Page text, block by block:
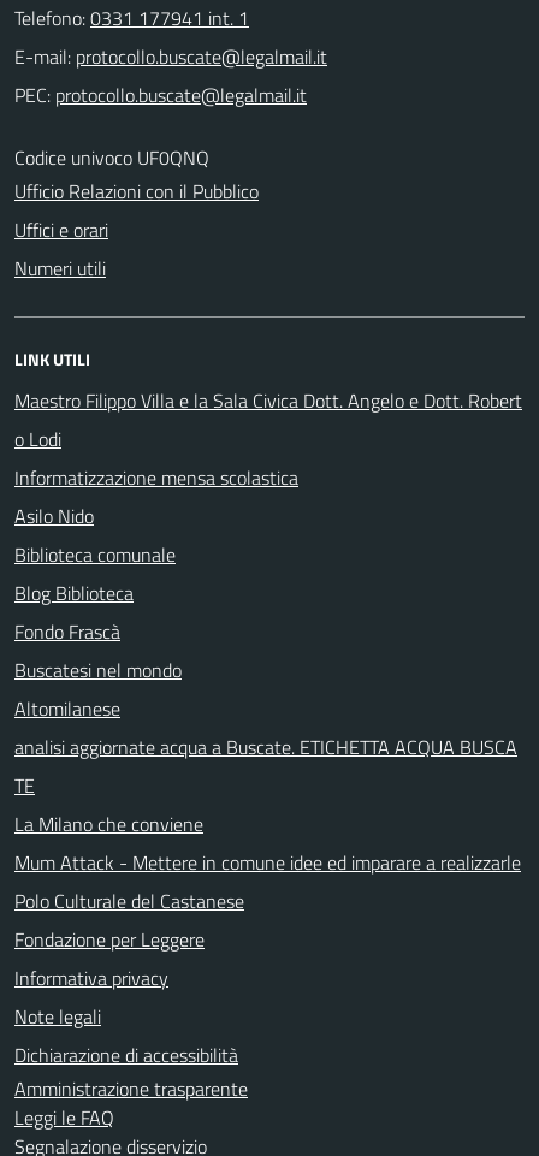
Telefono:0331 177941 int. 1
E-mail:
PEC:
Codice univoco UF0QNQ
Ufficio Relazioni con il Pubblico
Uffici e orari
Numeri utili
LINK UTILI
Maestro Filippo Villa e la Sala Civica Dott. Angelo e Dott. Robert
o Lodi
Informatizzazione mensa scolastica
Asilo Nido
Biblioteca comunale
Blog Biblioteca
Fondo Frascà
Buscatesi nel mondo
Altomilanese
analisi aggiornate acqua a Buscate. ETICHETTA ACQUA BUSCA
TE
La Milano che conviene
Mum Attack - Mettere in comune idee ed imparare a realizzarle
Polo Culturale del Castanese
Fondazione per Leggere
Informativa privacy
Note legali
Dichiarazione di accessibilità
Amministrazione trasparente
Leggi le FAQ
Segnalazione disservizio